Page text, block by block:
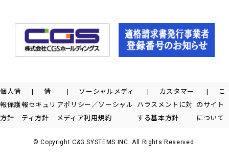
個人情
報保護
方針
情
報セキュリ
ティ方針
ソーシャルメディ
アポリシー／ソーシャル
メディア利用規約
カスタマー
ハラスメントに対
する基本方針
こ
のサイト
について
© Copyright C&G SYSTEMS INC. All Rights Reserved.